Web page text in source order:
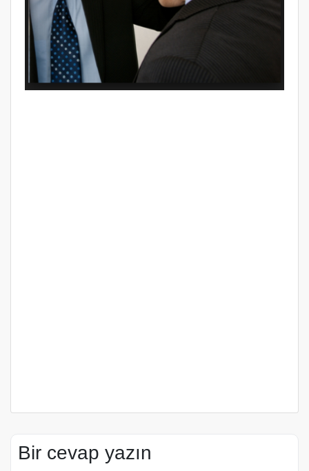
Bir cevap yazın